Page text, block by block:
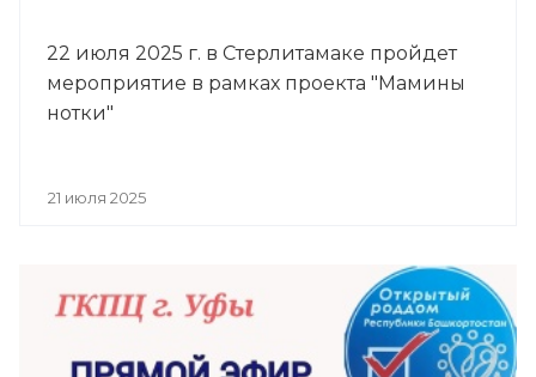
22 июля 2025 г. в Стерлитамаке пройдет
мероприятие в рамках проекта "Мамины
нотки"
21 июля 2025